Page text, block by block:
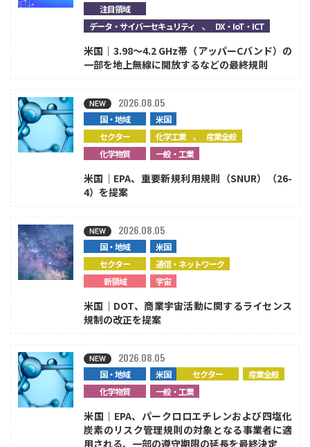
注目領域
データ・サイバーセキュリティ 、DX・IoT・ICT
米国｜3.98～4.2 GHz帯（アッパーCバンド）の
一部を地上無線に開放するなどの最終規則
国・地域
米国
セクター
化学工業 、産業全般
化学物質
一般・工業
2026.08.05
米国｜EPA、重要新規利用規則（SNUR）（26-
4）を提案
国・地域
米国
セクター
通信・ネットワーク
新領域
宇宙
2026.08.05
米国｜DOT、商業宇宙活動に関するライセンス
規制の改正を提案
国・地域 米国 セクター
産業全般
化学物質
一般・工業
2026.08.05
米国｜EPA、パークロロエチレンおよび四塩化
炭素のリスク管理規則の対象となる事業者に適
用される、一部の遵守期限の延長を最終決定